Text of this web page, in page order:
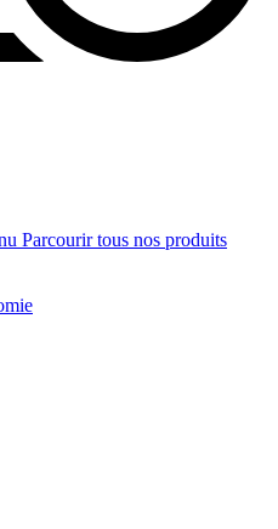
Parcourir tous nos produits